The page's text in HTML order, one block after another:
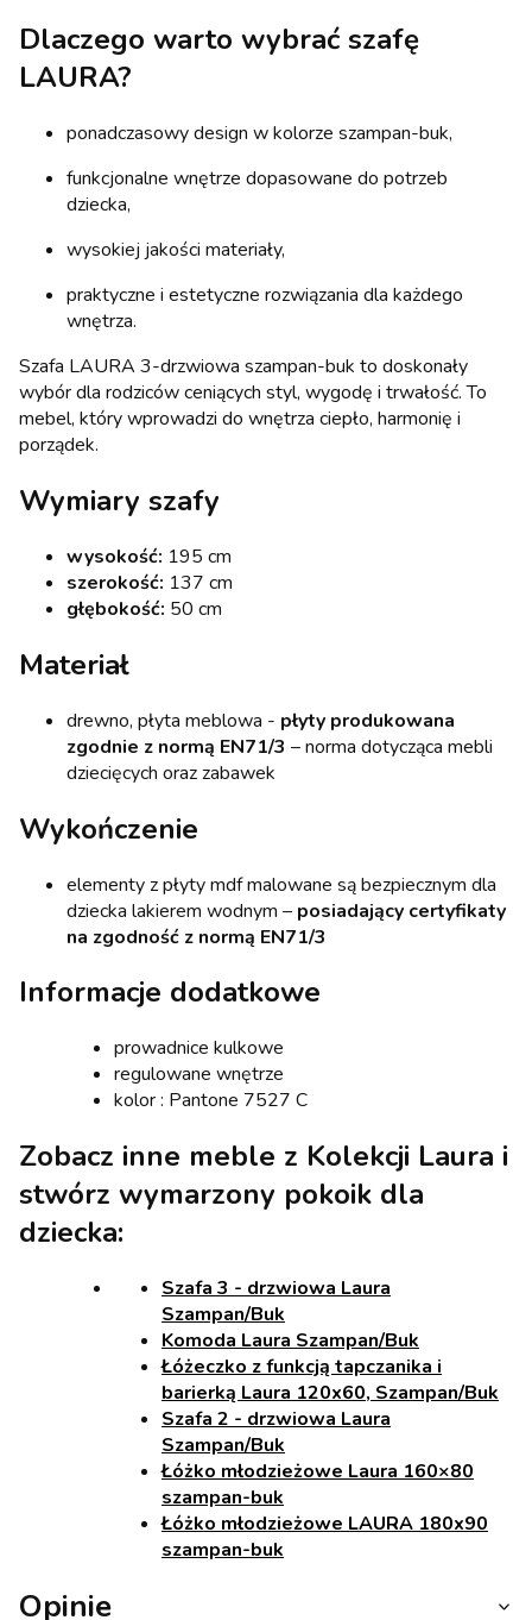
Dlaczego warto wybrać szafę
LAURA?
ponadczasowy design w kolorze szampan-buk,
funkcjonalne wnętrze dopasowane do potrzeb
dziecka,
wysokiej jakości materiały,
praktyczne i estetyczne rozwiązania dla każdego
wnętrza.
Szafa LAURA 3-drzwiowa szampan-buk to doskonały
wybór dla rodziców ceniących styl, wygodę i trwałość. To
mebel, który wprowadzi do wnętrza ciepło, harmonię i
porządek.
Wymiary szafy
wysokość: 195 cm
szerokość: 137 cm
głębokość: 50 cm
Materiał
drewno, płyta meblowa - płyty produkowana
zgodnie z normą EN71/3 – norma dotycząca mebli
dziecięcych oraz zabawek
Wykończenie
elementy z płyty mdf malowane są bezpiecznym dla
dziecka lakierem wodnym – posiadający certyfikaty
na zgodność z normą EN71/3
Informacje dodatkowe
prowadnice kulkowe
regulowane wnętrze
kolor : Pantone 7527 C
Zobacz inne meble z Kolekcji Laura i
stwórz wymarzony pokoik dla
dziecka:
Szafa 3 - drzwiowa Laura
Szampan/Buk
Komoda Laura Szampan/Buk
Łóżeczko z funkcją tapczanika i
barierką Laura 120x60, Szampan/Buk
Szafa 2 - drzwiowa Laura
Szampan/Buk
Łóżko młodzieżowe Laura 160×80
szampan-buk
Łóżko młodzieżowe LAURA 180x90
szampan-buk
Opinie